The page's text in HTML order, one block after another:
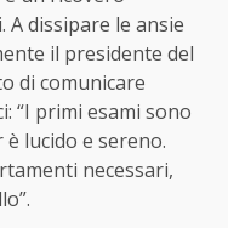
dissipare le ansie
il presidente del
di comunicare
“I primi esami sono
lucido e sereno.
necessari,